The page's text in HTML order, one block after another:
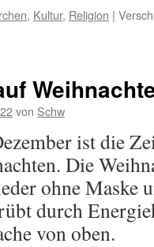
, Kultur, Religion |
von Schw
ist die
Die
ohne Maske
durch
von oben.